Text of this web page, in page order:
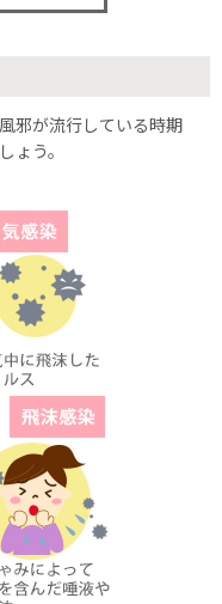
邪が流行している時期
ょう。